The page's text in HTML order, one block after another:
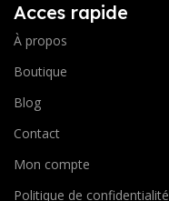
Acces rapide
À propos
Boutique
Blog
Contact
Mon compte
Politique de confidentialité